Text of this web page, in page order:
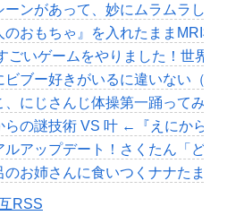
ンがあって、妙にムラムラして
のおもちゃ』を入れたままMRI
ごいゲームをやりました！世
ビブー好きがいるに違いない（確
、にじさんじ体操第一踊ってみ
らの謎技術 VS 叶 ←『えにから
アップデート！さくたん「どこ
のお姉さんに食いつくナナたま
RSS